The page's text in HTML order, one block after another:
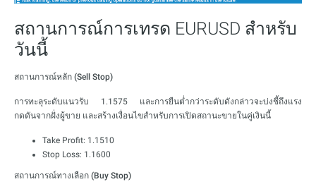
สถานการณ์การเทรด EURUSD สำหรับ
วันนี้
สถานการณ์หลัก (Sell Stop)
การทะลุระดับแนวรับ 1.1575 และการยืนต่ำกว่าระดับดังกล่าวจะบ่งชี้ถึงแรง
กดดันจากฝั่งผู้ขาย และสร้างเงื่อนไขสำหรับการเปิดสถานะขายในคู่เงินนี้
Take Profit: 1.1510
Stop Loss: 1.1600
สถานการณ์ทางเลือก (Buy Stop)